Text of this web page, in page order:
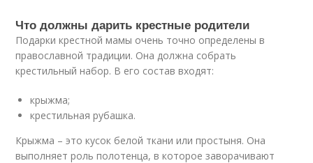
Что должны дарить крестные родители
Подарки крестной мамы очень точно определены в
православной традиции. Она должна собрать
крестильный набор. В его состав входят:
крыжма;
крестильная рубашка.
Крыжма – это кусок белой ткани или простыня. Она
выполняет роль полотенца, в которое заворачивают